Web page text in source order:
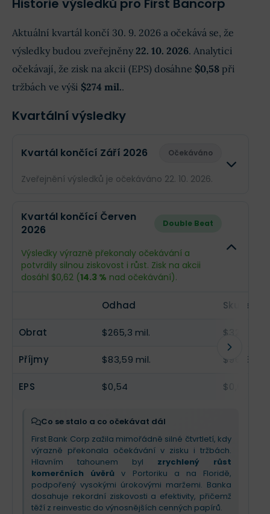
Historie výsledků pro First Bancorp
Aktuální kvartál končí 30. 9. 2026 a očekává se, že
výsledky budou zveřejněny 22. 10. 2026. Analytici
očekávají, že zisk na akcii (EPS) dosáhne $0,58 při
tržbách ve výši $274 mil..
Kvartální výsledky
Kvartál končící Září 2026 Očekáváno
Zveřejnění výsledků je očekáváno 22. 10. 2026.
Obrat
Příjmy $89,96 mil.
Kvartál končící Červen
2026
Double Beat
Výsledky výrazně překonaly očekávání a
potvrdily silnou ziskovost i růst. Zisk na akcii
dosáhl $0,62 (14.3 % nad očekávání).
Odhad
Obrat $265,3 mil. $324,3
Příjmy $83,59 mil. $96,15 mil.
EPS $0,54 $0,62
Co se stalo a co očekávat dál
First Bank Corp zažila mimořádně silné čtvrtletí, kdy
výrazně překonala očekávání v zisku i tržbách.
Hlavním tahounem byl zrychlený růst
komerčních úvěrů v Portoriku a na Floridě,
podpořený vysokými úrokovými maržemi. Banka
dosahuje rekordní ziskovosti a efektivity, přičemž
těží z reinvestic do výnosnějších cenných papírů.